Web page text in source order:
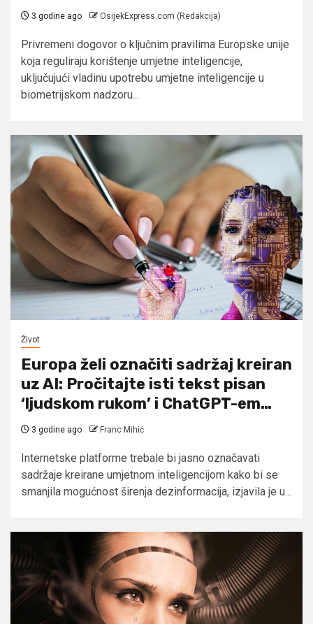
3 godine ago OsijekExpress.com (Redakcija)
Privremeni dogovor o ključnim pravilima Europske unije
koja reguliraju korištenje umjetne inteligencije,
uključujući vladinu upotrebu umjetne inteligencije u
biometrijskom nadzoru...
Život
Europa želi označiti sadržaj kreiran
uz AI: Pročitajte isti tekst pisan
‘ljudskom rukom’ i ChatGPT-em…
3 godine ago Franc Mihić
Internetske platforme trebale bi jasno označavati
sadržaje kreirane umjetnom inteligencijom kako bi se
smanjila mogućnost širenja dezinformacija, izjavila je u...